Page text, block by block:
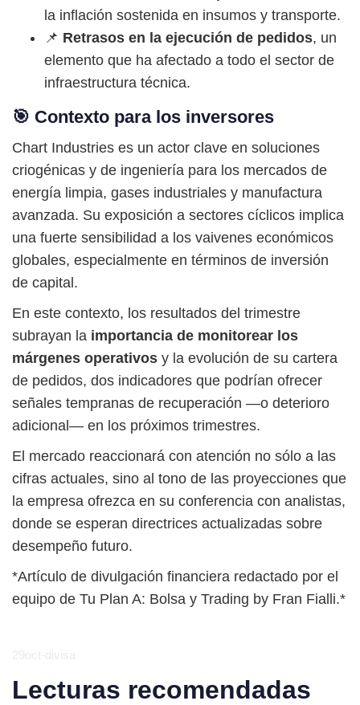
la inflación sostenida en insumos y transporte.
📌 Retrasos en la ejecución de pedidos, un
elemento que ha afectado a todo el sector de
infraestructura técnica.
🎯 Contexto para los inversores
Chart Industries es un actor clave en soluciones
criogénicas y de ingeniería para los mercados de
energía limpia, gases industriales y manufactura
avanzada. Su exposición a sectores cíclicos implica
una fuerte sensibilidad a los vaivenes económicos
globales, especialmente en términos de inversión
de capital.
En este contexto, los resultados del trimestre
subrayan la importancia de monitorear los
márgenes operativos y la evolución de su cartera
de pedidos, dos indicadores que podrían ofrecer
señales tempranas de recuperación —o deterioro
adicional— en los próximos trimestres.
El mercado reaccionará con atención no sólo a las
cifras actuales, sino al tono de las proyecciones que
la empresa ofrezca en su conferencia con analistas,
donde se esperan directrices actualizadas sobre
desempeño futuro.
*Artículo de divulgación financiera redactado por el
equipo de Tu Plan A: Bolsa y Trading by Fran Fialli.*
Lecturas recomendadas